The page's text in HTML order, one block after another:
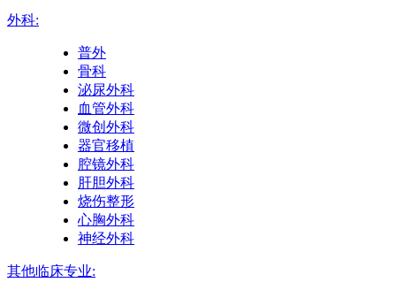
外科:
普外
骨科
泌尿外科
血管外科
微创外科
器官移植
腔镜外科
肝胆外科
烧伤整形
心胸外科
神经外科
其他临床专业: